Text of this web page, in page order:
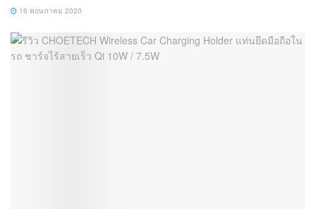
16 พฤษภาคม 2020